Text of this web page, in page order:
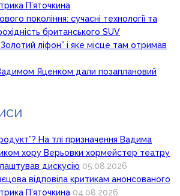
П’яточкина
покоління: сучасні технології та
британського SUV
ліфон” і яке місце там отримав
Яценком дали позаплановий
На тлі призначення Вадима
хору Верьовки хормейстер театру
дискусію 05.08.2026
відповіла критикам анонсованого
П’яточкина 04.08.2026